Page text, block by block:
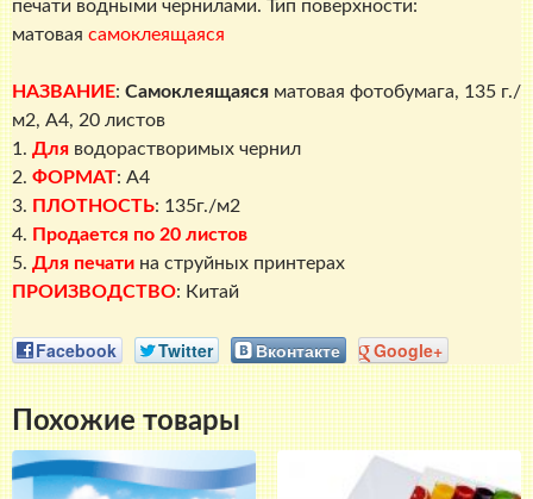
печати водными чернилами. Тип поверхности:
матовая самоклеящаяся
НАЗВАНИЕ: Самоклеящаяся матовая фотобумага, 135 г./
м2, A4, 20 листов
1. Для водорастворимых чернил
2. ФОРМАТ: A4
3. ПЛОТНОСТЬ: 135г./м2
4. Продается по 20 листов
5. Для печати на струйных принтерах
ПРОИЗВОДСТВО: Китай
Facebook Twitter Вконтакте Google+
Похожие товары